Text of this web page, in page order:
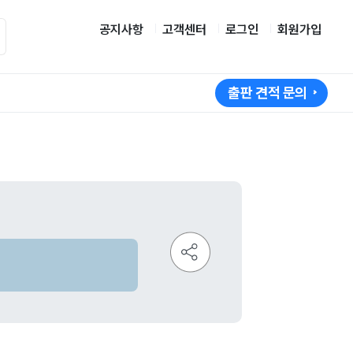
공지사항 고객센터 로그인 회원가입
출판 견적 문의